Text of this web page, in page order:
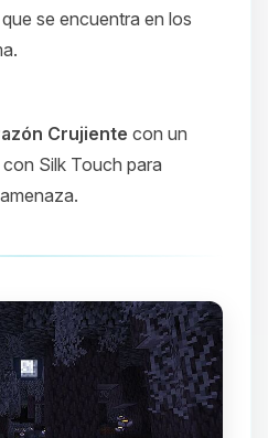
se encuentra en los
Crujiente con un
Silk Touch para